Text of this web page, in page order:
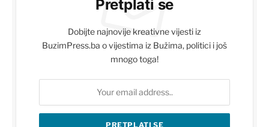
Pretplati se
Dobijte najnovije kreativne vijesti iz
BuzimPress.ba o vijestima iz Bužima, politici i još
mnogo toga!